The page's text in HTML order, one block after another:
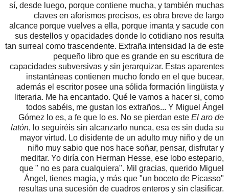
sí, desde luego, porque contiene mucha, y también muchas
claves en aforismos precisos, es obra breve de largo
alcance porque vuelves a ella, porque imanta y sacude con
sus destellos y opacidades donde lo cotidiano nos resulta
tan surreal como trascendente. Extraña intensidad la de este
pequeño libro que es grande en su escritura de
capacidades subversivas y sin jerarquizar. Estas aparentes
instantáneas contienen mucho fondo en el que bucear,
además el escritor posee una sólida formación lingüista y
literaria. Me ha encantado. Qué le vamos a hacer si, como
todos sabéis, me gustan los extraños... Y Miguel Ángel
Gómez lo es, a fe que lo es. No se pierdan este El aro de
latón, lo seguiréis sin alcanzarlo nunca, esa es sin duda su
mayor virtud. Lo disidente de un adulto muy niño y de un
niño muy sabio que nos hace soñar, pensar, disfrutar y
meditar. Yo diría con Herman Hesse, ese lobo estepario,
que " no es para cualquiera". Mil gracias, querido Miguel
Ángel, tienes magia, y más que "un boceto de Picasso"
resultas una sucesión de cuadros enteros y sin clasificar.